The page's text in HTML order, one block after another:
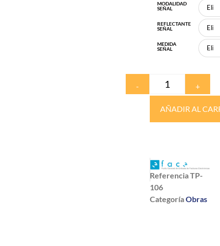
MODALIDAD
SEÑAL
REFLECTANTE
SEÑAL
MEDIDA
SEÑAL
- +
AÑADIR AL
ReferenciaTP-
106
CategoríaObras